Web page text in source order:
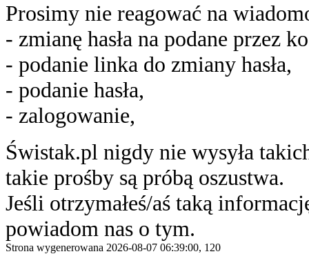
Prosimy nie reagować na
- zmianę hasła na podane przez
- podanie linka do zmiany hasła,
- podanie hasła,
- zalogowanie,
Świstak.pl nigdy nie wysyła
takie prośby są próbą oszustwa.
Jeśli otrzymałeś/aś taką
powiadom nas o tym.
Strona wygenerowana 2026-08-07 06:39:00, 120